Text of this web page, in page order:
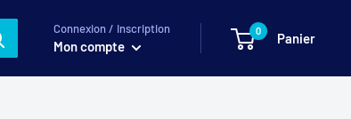
Connexion / Inscription
Mon compte
0 Panier